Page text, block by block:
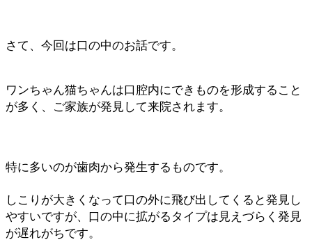
さて、今回は口の中のお話です。
ワンちゃん猫ちゃんは口腔内にできものを形成すること
が多く、ご家族が発見して来院されます。
特に多いのが歯肉から発生するものです。
しこりが大きくなって口の外に飛び出してくると発見し
やすいですが、口の中に拡がるタイプは見えづらく発見
が遅れがちです。